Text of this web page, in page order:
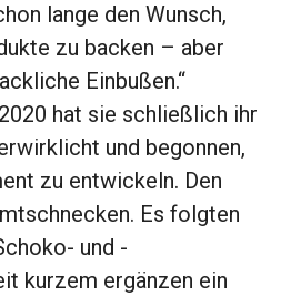
lange den Wunsch,
zu backen – aber
Einbußen.“
hat sie schließlich ihr
und begon­nen,
zu entwickeln. Den
Es folgten
und
kurzem ergänzen ein